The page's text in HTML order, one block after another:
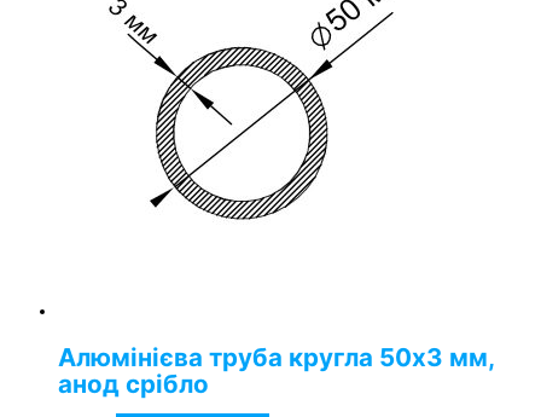
Алюмінієва труба кругла 50х3 мм,
анод срібло